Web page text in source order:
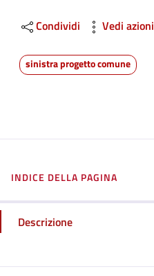
Condividi Vedi azioni
sinistra progetto comune
INDICE DELLA PAGINA
Descrizione